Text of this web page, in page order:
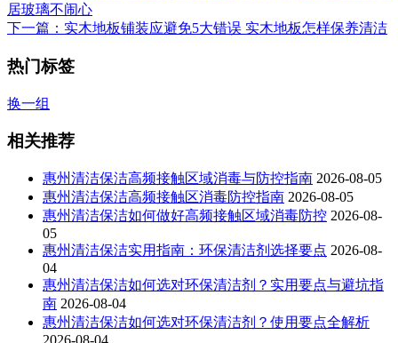
居玻璃不闹心
下一篇 ：实木地板铺装应避免5大错误 实木地板怎样保养清洁
热门标签
换一组
相关推荐
惠州清洁保洁高频接触区域消毒与防控指南 2026-08-05
惠州清洁保洁高频接触区消毒防控指南 2026-08-05
惠州清洁保洁如何做好高频接触区域消毒防控 2026-08-
05
惠州清洁保洁实用指南：环保清洁剂选择要点 2026-08-
04
惠州清洁保洁如何选对环保清洁剂？实用要点与避坑指
南 2026-08-04
惠州清洁保洁如何选对环保清洁剂？使用要点全解析
2026-08-04